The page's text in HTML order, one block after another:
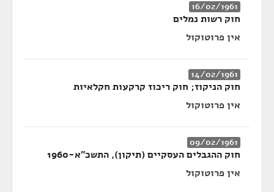
16/02/1961
חוק רשות נמלים
אין פרוטוקול
14/02/1961
חוק הניקוז; חוק ריכוז קרקעות חקלאיות
אין פרוטוקול
09/02/1961
חוק ההגבלים העסקיים (תיקון), התשכ"א-1960
אין פרוטוקול